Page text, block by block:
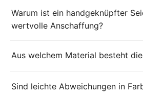
Warum ist ein handgeknüpfter
wertvolle Anschaffung?
Aus welchem Material besteht
Sind leichte Abweichungen in